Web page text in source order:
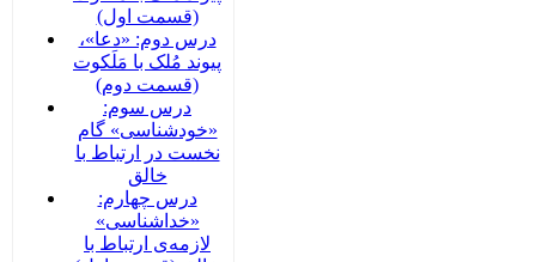
(قسمت اول)
درس دوم: «دعا»،
پیوند مُلک با مَلَکوت
(قسمت دوم)
درس سوم:
«خودشناسی» گام
نخست در ارتباط با
خالق
درس چهارم:
«خداشناسی»
لازمه‌ی ارتباط با